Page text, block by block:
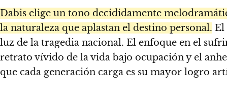
Dabis elige un tono decididamente
la naturaleza que aplastan el destino personal. El
luz de la tragedia nacional. El enfoque en el
retrato vívido de la vida bajo ocupación y el
que cada generación carga es su mayor logro